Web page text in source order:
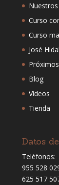
Curso
Curso
José
Blog
Vídeos
Tienda
Datos
Teléfonos:
955 528
625 517